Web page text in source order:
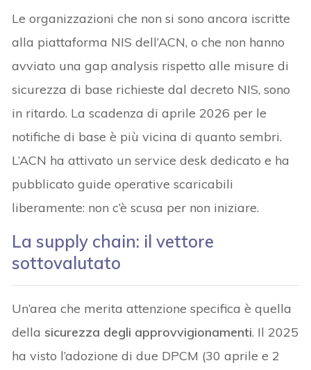
Le organizzazioni che non si sono ancora iscritte
alla piattaforma NIS dell’ACN, o che non hanno
avviato una gap analysis rispetto alle misure di
sicurezza di base richieste dal decreto NIS, sono
in ritardo. La scadenza di aprile 2026 per le
notifiche di base è più vicina di quanto sembri.
L’ACN ha attivato un service desk dedicato e ha
pubblicato guide operative scaricabili
liberamente: non c’è scusa per non iniziare.
La supply chain: il vettore
sottovalutato
Un’area che merita attenzione specifica è quella
della sicurezza degli approvvigionamenti. Il 2025
ha visto l’adozione di due DPCM (30 aprile e 2